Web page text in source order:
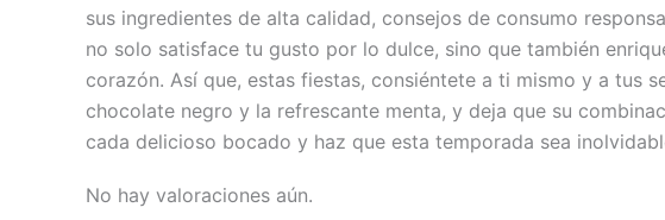
sus ingredientes de alta calidad, consejos de consumo
no solo satisface tu gusto por lo dulce, sino que también
corazón. Así que, estas fiestas, consiéntete a ti mismo y a tus
chocolate negro y la refrescante menta, y deja que su
cada delicioso bocado y haz que esta temporada sea
No hay valoraciones aún.